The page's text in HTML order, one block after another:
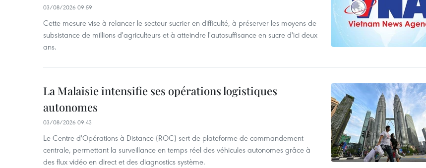
03/08/2026 09:59
Cette mesure vise à relancer le secteur sucrier en difficulté, à préserver les moyens de
subsistance de millions d'agriculteurs et à atteindre l'autosuffisance en sucre d'ici deux
ans.
La Malaisie intensifie ses opérations logistiques
autonomes
03/08/2026 09:43
Le Centre d'Opérations à Distance (ROC) sert de plateforme de commandement
centrale, permettant la surveillance en temps réel des véhicules autonomes grâce à
des flux vidéo en direct et des diagnostics système.